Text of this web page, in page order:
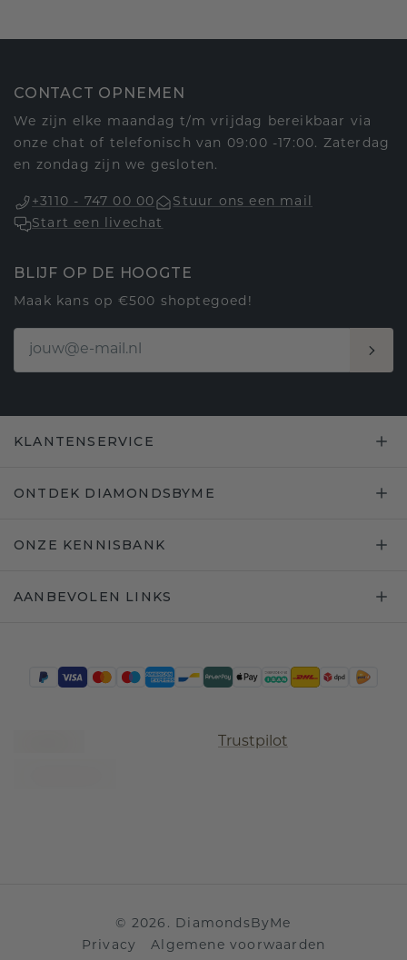
CONTACT OPNEMEN
We zijn elke maandag t/m vrijdag bereikbaar via
onze chat of telefonisch van 09:00 -17:00. Zaterdag
en zondag zijn we gesloten.
+3110 - 747 00 00
Stuur ons een mail
Start een livechat
BLIJF OP DE HOOGTE
Maak kans op €500 shoptegoed!
KLANTENSERVICE
ONTDEK DIAMONDSBYME
ONZE KENNISBANK
AANBEVOLEN LINKS
Trustpilot
© 2026 . DiamondsByMe
Privacy
Algemene voorwaarden